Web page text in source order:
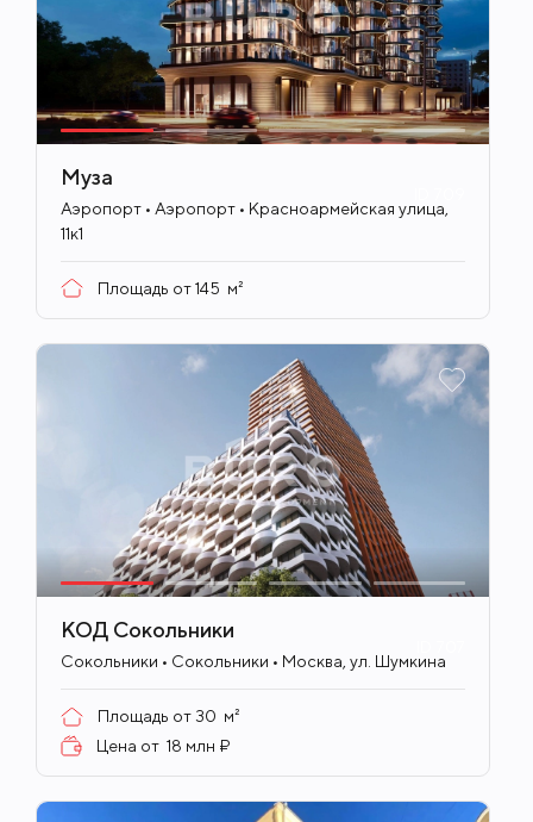
Муза
Аэропорт • Аэропорт • Красноармейская улица,
11к1
Площадь от145 м²
КОД Сокольники
Сокольники • Сокольники • Москва, ул. Шумкина
Площадь от30 м²
Цена от 18 млн ₽